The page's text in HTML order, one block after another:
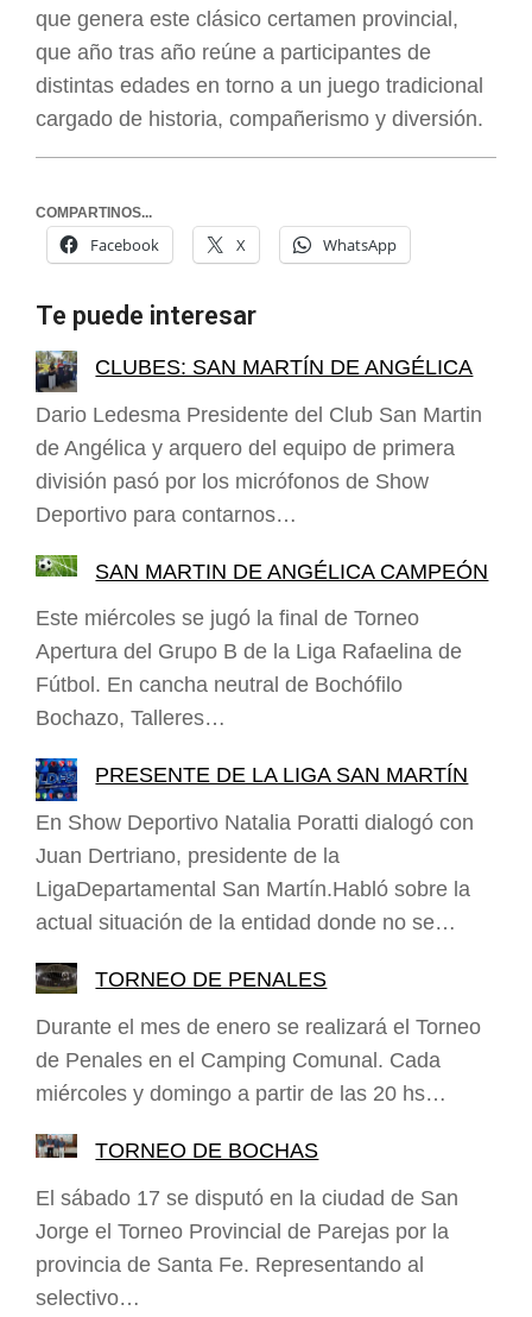
que genera este clásico certamen provincial,
que año tras año reúne a participantes de
distintas edades en torno a un juego tradicional
cargado de historia, compañerismo y diversión.
COMPARTINOS...
Facebook X WhatsApp
Te puede interesar
CLUBES: SAN MARTÍN DE ANGÉLICA
Dario Ledesma Presidente del Club San Martin
de Angélica y arquero del equipo de primera
división pasó por los micrófonos de Show
Deportivo para contarnos…
SAN MARTIN DE ANGÉLICA CAMPEÓN
Este miércoles se jugó la final de Torneo
Apertura del Grupo B de la Liga Rafaelina de
Fútbol. En cancha neutral de Bochófilo
Bochazo, Talleres…
PRESENTE DE LA LIGA SAN MARTÍN
En Show Deportivo Natalia Poratti dialogó con
Juan Dertriano, presidente de la
LigaDepartamental San Martín.Habló sobre la
actual situación de la entidad donde no se…
TORNEO DE PENALES
Durante el mes de enero se realizará el Torneo
de Penales en el Camping Comunal. Cada
miércoles y domingo a partir de las 20 hs…
TORNEO DE BOCHAS
El sábado 17 se disputó en la ciudad de San
Jorge el Torneo Provincial de Parejas por la
provincia de Santa Fe. Representando al
selectivo…